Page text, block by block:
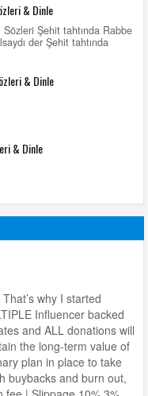
& Dinle
Sözleri Şehit tahtında Rabbe
der Şehit tahtında
& Dinle
& Dinle
why I started
Influencer backed
and ALL donations will
the long-term value of
plan in place to take
buybacks and burn out,